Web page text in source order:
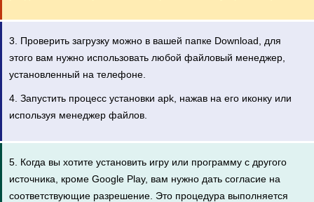
3. Проверить загрузку можно в вашей папке Download, для
этого вам нужно использовать любой файловый менеджер,
установленный на телефоне.
4. Запустить процесс установки apk, нажав на его иконку или
используя менеджер файлов.
5. Когда вы хотите установить игру или программу с другого
источника, кроме Google Play, вам нужно дать согласие на
соответствующие разрешение. Это процедура выполняется